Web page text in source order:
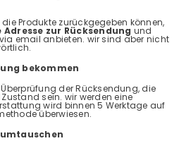
Produkte zurückgegeben können,
Adresse zur Rücksendung und
email anbieten. wir sind aber nicht
bekommen
der Rücksendung, die
sein. wir werden eine
wird binnen 5 Werktage auf
überwiesen.